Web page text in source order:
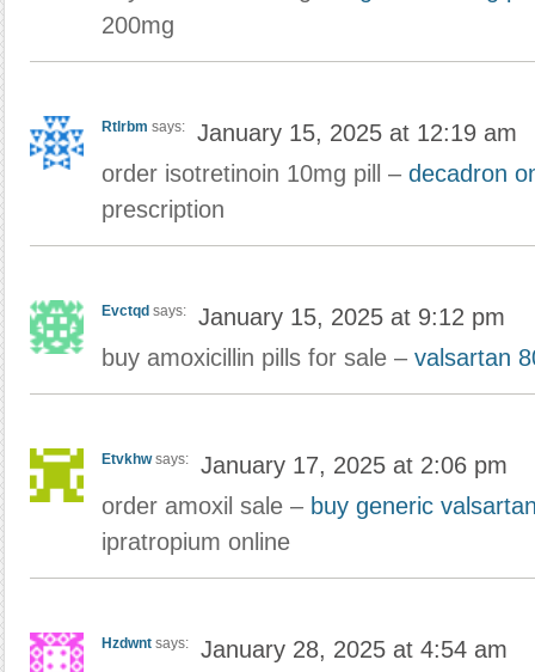
200mg
Rtlrbm says:
January 15, 2025 at 12:19 am
order isotretinoin 10mg pill – decadron
prescription
Evctqd says:
January 15, 2025 at 9:12 pm
buy amoxicillin pills for sale – valsartan
Etvkhw says:
January 17, 2025 at 2:06 pm
order amoxil sale – buy generic
ipratropium online
Hzdwnt says:
January 28, 2025 at 4:54 am